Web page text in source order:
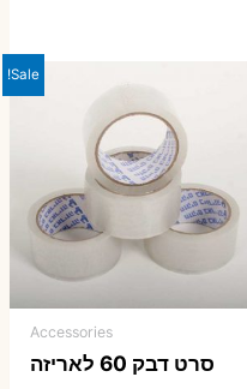
Sale!
Accessories
סרט דבק 60 לאריזה